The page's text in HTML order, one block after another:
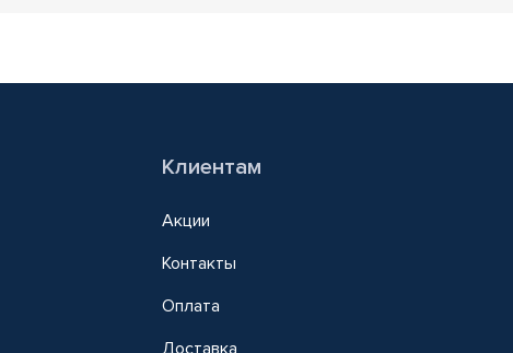
Клиентам
Акции
Контакты
Оплата
Доставка